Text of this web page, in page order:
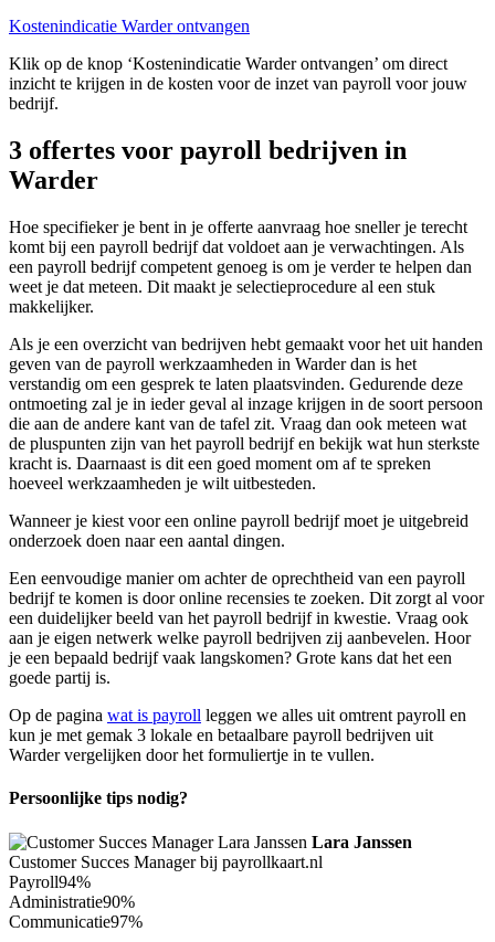
Kostenindicatie Warder ontvangen
Klik op de knop ‘Kostenindicatie Warder ontvangen’ om direct
inzicht te krijgen in de kosten voor de inzet van payroll voor jouw
bedrijf.
3 offertes voor payroll bedrijven in
Warder
Hoe specifieker je bent in je offerte aanvraag hoe sneller je terecht
komt bij een payroll bedrijf dat voldoet aan je verwachtingen. Als
een payroll bedrijf competent genoeg is om je verder te helpen dan
weet je dat meteen. Dit maakt je selectieprocedure al een stuk
makkelijker.
Als je een overzicht van bedrijven hebt gemaakt voor het uit handen
geven van de payroll werkzaamheden in Warder dan is het
verstandig om een gesprek te laten plaatsvinden. Gedurende deze
ontmoeting zal je in ieder geval al inzage krijgen in de soort persoon
die aan de andere kant van de tafel zit. Vraag dan ook meteen wat
de pluspunten zijn van het payroll bedrijf en bekijk wat hun sterkste
kracht is. Daarnaast is dit een goed moment om af te spreken
hoeveel werkzaamheden je wilt uitbesteden.
Wanneer je kiest voor een online payroll bedrijf moet je uitgebreid
onderzoek doen naar een aantal dingen.
Een eenvoudige manier om achter de oprechtheid van een payroll
bedrijf te komen is door online recensies te zoeken. Dit zorgt al voor
een duidelijker beeld van het payroll bedrijf in kwestie. Vraag ook
aan je eigen netwerk welke payroll bedrijven zij aanbevelen. Hoor
je een bepaald bedrijf vaak langskomen? Grote kans dat het een
goede partij is.
Op de pagina wat is payroll leggen we alles uit omtrent payroll en
kun je met gemak 3 lokale en betaalbare payroll bedrijven uit
Warder vergelijken door het formuliertje in te vullen.
Persoonlijke tips nodig?
Lara Janssen
Customer Succes Manager bij payrollkaart.nl
Payroll94%
Administratie90%
Communicatie97%